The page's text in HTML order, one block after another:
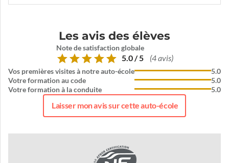
Les avis des élèves
Note de satisfaction globale
5.0 / 5 (4 avis)
Vos premières visites à notre auto-école
Votre formation au code
Votre formation à la conduite
5.0
5.0
5.0
Laisser mon avis sur cette auto-école